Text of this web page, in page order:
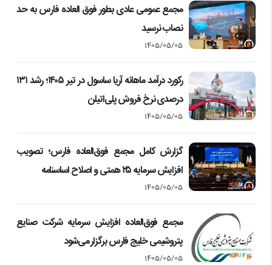
مجمع عمومی عادی بطور فوق العاده فارس به حد
نصاب نرسید
1405/05/05
رکورد درآمد ماهانه آریا ساسول در تیر ۱۴۰۵؛ رشد ۱۳۱
درصدی نرخ فروش پلی‌اتیلن
1405/05/05
گزارش کامل مجمع فوق‌العاده فارس؛ تصویب
افزایش سرمایه ۲۵ همتی و اصلاح اساسنامه
1405/05/05
مجمع فوق‌العاده افزایش سرمایه شرکت صنایع
پتروشیمی خلیج فارس برگزار می‌شود
1405/05/05